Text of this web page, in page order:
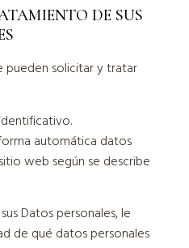
DE SUS
pueden solicitar y tratar
automática datos
web según se describe
Datos personales, le
de qué datos personales